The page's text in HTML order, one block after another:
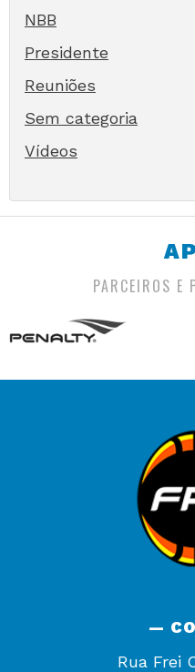
NBB
Presidente
Reuniões
Sem categoria
Vídeos
PARCEIROS E
—
Rua Frei